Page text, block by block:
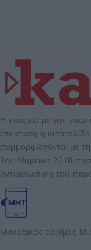
Η εταιρεία με την
επέκταση η
συμμορφώνονται με
1ης Μαρτίου 2018
αντιμετώπιση του
Μοναδικός αριθμός